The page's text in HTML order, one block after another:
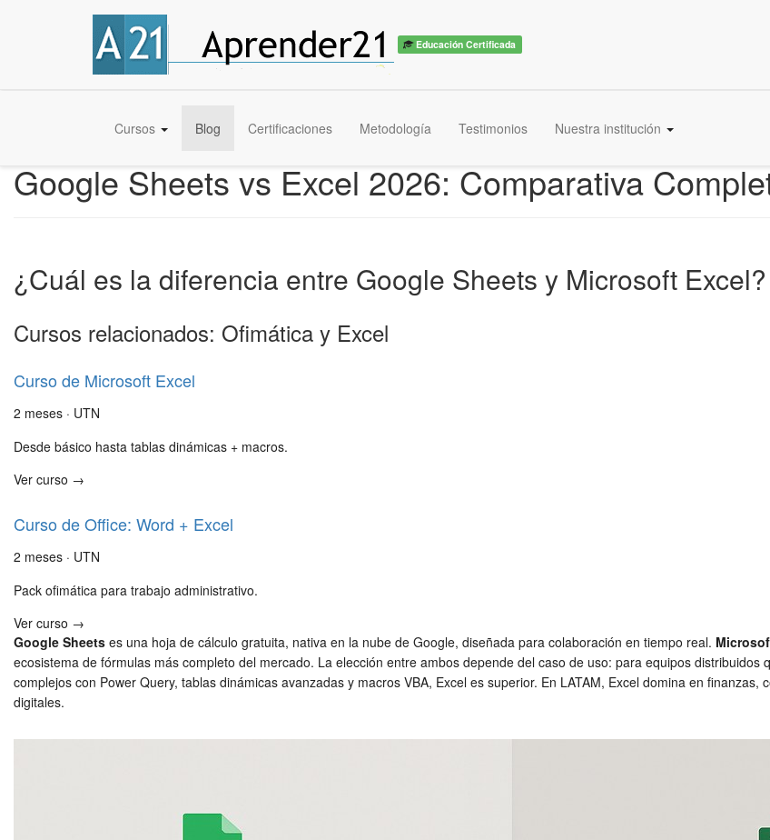
Educación Certificada
Cursos Blog Certificaciones Metodología Testimonios Nuestra institución
Google Sheets vs Excel 2026: Comparativa
¿Cuál es la diferencia entre Google Sheets y Microsoft Excel?
Cursos relacionados: Ofimática y Excel
Curso de Microsoft Excel
2 meses · UTN
Desde básico hasta tablas dinámicas + macros.
Ver curso →
Curso de Office: Word + Excel
2 meses · UTN
Pack ofimática para trabajo administrativo.
Ver curso →
Google Sheets es una hoja de cálculo gratuita, nativa en la nube de Google, diseñada para colaboración en tiempo real.
ecosistema de fórmulas más completo del mercado. La elección entre ambos depende del caso de uso: para equipos
complejos con Power Query, tablas dinámicas avanzadas y macros VBA, Excel es superior. En LATAM, Excel domina en
digitales.